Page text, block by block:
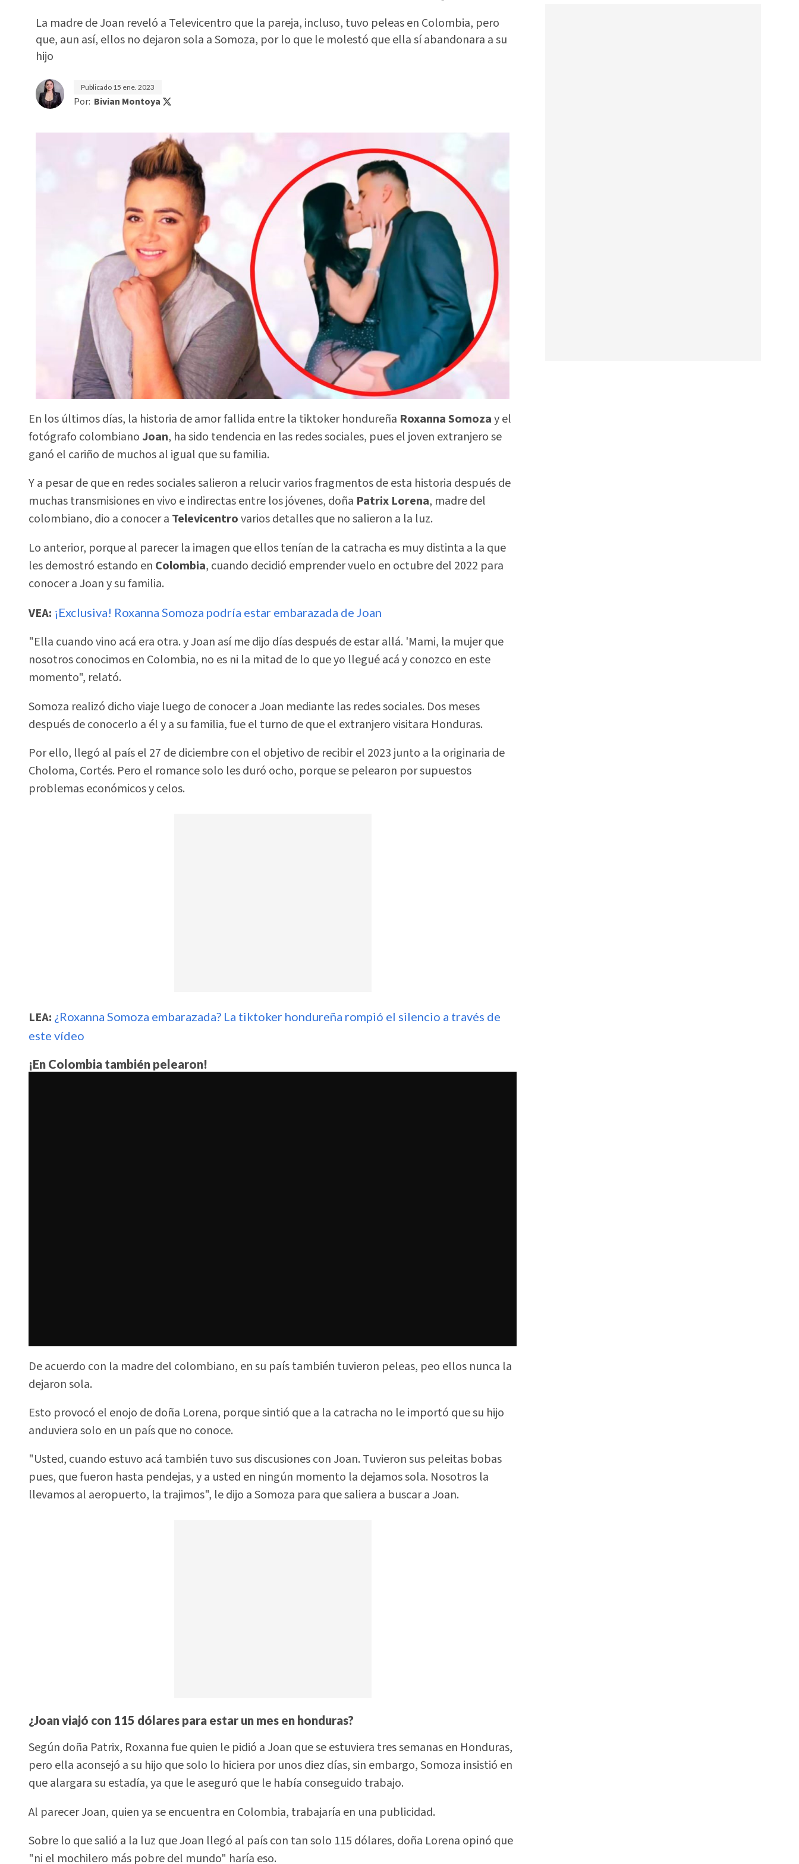
La madre de Joan reveló a Televicentro que la pareja, incluso, tuvo peleas en Colombia, pero
que, aun así, ellos no dejaron sola a Somoza, por lo que le molestó que ella sí abandonara a su
hijo
Publicado 15 ene. 2023
Por: Bivian Montoya
En los últimos días, la historia de amor fallida entre la tiktoker hondureña Roxanna Somozay el
fotógrafo colombianoJoan, ha sido tendencia en las redes sociales, pues el joven extranjero se
ganó el cariño de muchos al igual que su familia.
Y a pesar de que en redes sociales salieron a relucir varios fragmentos de esta historia después de
muchas transmisiones en vivo e indirectas entre los jóvenes, doña Patrix Lorena, madre del
colombiano, dio a conocer a Televicentrovarios detalles que no salieron a la luz.
Lo anterior, porque al parecer la imagen que ellos tenían de la catracha es muy distinta a la que
les demostró estando en Colombia, cuando decidió emprender vuelo en octubre del 2022 para
conocer a Joan y su familia.
VEA: ¡Exclusiva! Roxanna Somoza podría estar embarazada de Joan
"Ella cuando vino acá era otra. y Joan así me dijo días después de estar allá. 'Mami, la mujer que
nosotros conocimos en Colombia, no es ni la mitad de lo que yo llegué acá y conozco en este
momento", relató.
Somoza realizó dicho viaje luego de conocer a Joan mediante las redes sociales. Dos meses
después de conocerlo a él y a su familia, fue el turno de que el extranjero visitara Honduras.
Por ello, llegó al país el 27 de diciembre con el objetivo de recibir el 2023 junto a la originaria de
Choloma, Cortés. Pero el romance solo les duró ocho, porque se pelearon por supuestos
problemas económicos y celos.
LEA: ¿Roxanna Somoza embarazada? La tiktoker hondureña rompió el silencio a través de
este vídeo
¡En Colombia también pelearon!
De acuerdo con la madre del colombiano, en su país también tuvieron peleas, peo ellos nunca la
dejaron sola.
Esto provocó el enojo de doña Lorena, porque sintió que a la catracha no le importó que su hijo
anduviera solo en un país que no conoce.
"Usted, cuando estuvo acá también tuvo sus discusiones con Joan. Tuvieron sus peleitas bobas
pues, que fueron hasta pendejas, y a usted en ningún momento la dejamos sola. Nosotros la
llevamos al aeropuerto, la trajimos", le dijo a Somoza para que saliera a buscar a Joan.
¿Joan viajó con 115 dólares para estar un mes en honduras?
Según doña Patrix, Roxanna fue quien le pidió a Joan que se estuviera tres semanas en Honduras,
pero ella aconsejó a su hijo que solo lo hiciera por unos diez días, sin embargo, Somoza insistió en
que alargara su estadía, ya que le aseguró que le había conseguido trabajo.
Al parecer Joan, quien ya se encuentra en Colombia, trabajaría en una publicidad.
Sobre lo que salió a la luz que Joan llegó al país con tan solo 115 dólares, doña Lorena opinó que
"ni el mochilero más pobre del mundo" haría eso.